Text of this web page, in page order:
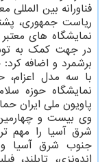
فناورانه بین
ریاست جمهوری،
نمایشگاه های
در جهت کمک به
برشمرد و اضافه
با سه مدل
نمایشگاه حوزه
پاویون ملی ایران
وی بیست و
شرق آسیا را مهم
جنوب شرق آسیا و